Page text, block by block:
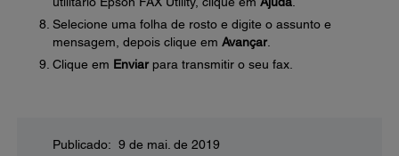
Selecione uma folha de rosto e digite o assunto e
mensagem, depois clique em Avançar.
Clique em Enviarpara transmitir o seu fax.
Publicado: 9 de mai. de 2019